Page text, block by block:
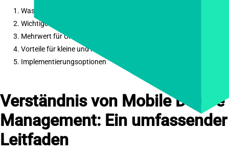
1. Was ist Mobile Device Management?
2. Wichtige MDM-Funktionen
3. Mehrwert für Unternehmen
4. Vorteile für kleine und mittlere Unternehmen
5. Implementierungsoptionen
Verständnis von Mobile Device
Management: Ein umfassender
Leitfaden